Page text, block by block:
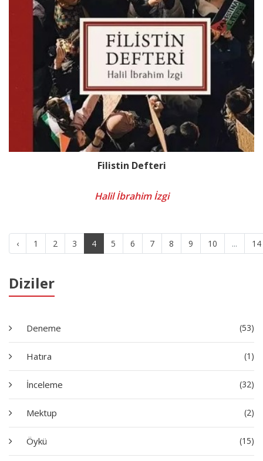
Diziler
Deneme (53)
Hatıra (1)
İnceleme (32)
Mektup (2)
Öykü (15)
Filistin Defteri
Halil İbrahim İzgi
‹ 1 2 3 4 5 6 7 8 9 10 ... 14